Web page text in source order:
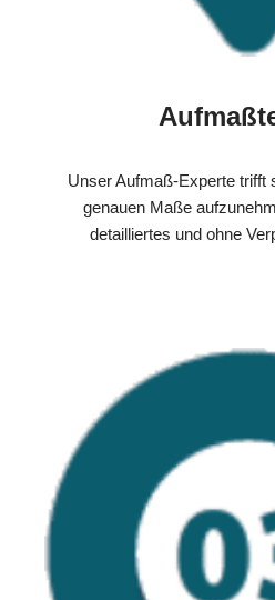
Unser Aufmaß-Experte trifft
genauen Maße
detailliertes und ohne